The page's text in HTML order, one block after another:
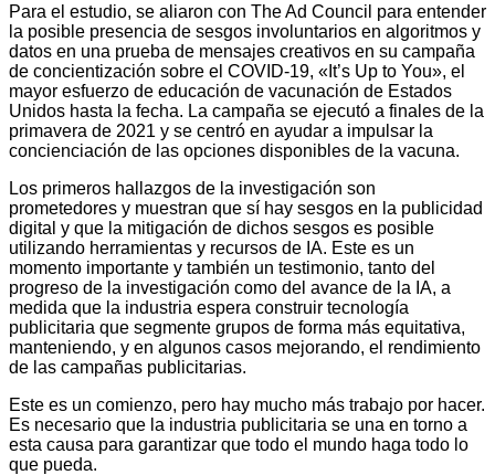
Para el estudio, se aliaron con The Ad Council para entender
la posible presencia de sesgos involuntarios en algoritmos y
datos en una prueba de mensajes creativos en su campaña
de concientización sobre el COVID-19, «It’s Up to You», el
mayor esfuerzo de educación de vacunación de Estados
Unidos hasta la fecha. La campaña se ejecutó a finales de la
primavera de 2021 y se centró en ayudar a impulsar la
concienciación de las opciones disponibles de la vacuna.
Los primeros hallazgos de la investigación son
prometedores y muestran que sí hay sesgos en la publicidad
digital y que la mitigación de dichos sesgos es posible
utilizando herramientas y recursos de IA. Este es un
momento importante y también un testimonio, tanto del
progreso de la investigación como del avance de la IA, a
medida que la industria espera construir tecnología
publicitaria que segmente grupos de forma más equitativa,
manteniendo, y en algunos casos mejorando, el rendimiento
de las campañas publicitarias.
Este es un comienzo, pero hay mucho más trabajo por hacer.
Es necesario que la industria publicitaria se una en torno a
esta causa para garantizar que todo el mundo haga todo lo
que pueda.